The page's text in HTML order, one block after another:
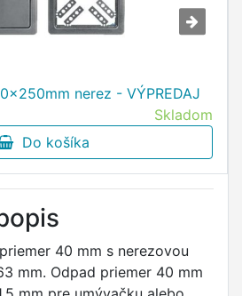
nerez - VÝPREDAJ
Skladom
Do košíka
40 mm s nerezovou
mm. Odpad priemer 40 mm